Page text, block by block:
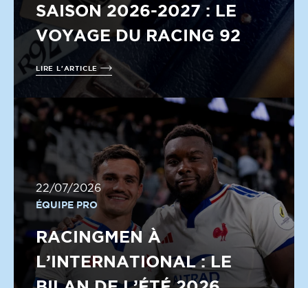
SAISON 2026-2027 : LE
VOYAGE DU RACING 92
LIRE L'ARTICLE
22/07/2026
ÉQUIPE PRO
RACINGMEN À
L’INTERNATIONAL : LE